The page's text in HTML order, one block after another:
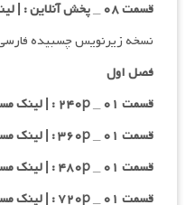
قسمت ۰۸ _ پخش آنلاین : | لینک مستقیم |
نسخه زیرنویس چسبیده
فصل اول
قسمت ۰۱ _ ۲۴۰p : | لینک مستقیم |
قسمت ۰۱ _ ۳۶۰p : | لینک مستقیم |
قسمت ۰۱ _ ۴۸۰p : | لینک مستقیم |
قسمت ۰۱ _ ۷۲۰p : | لینک مستقیم |